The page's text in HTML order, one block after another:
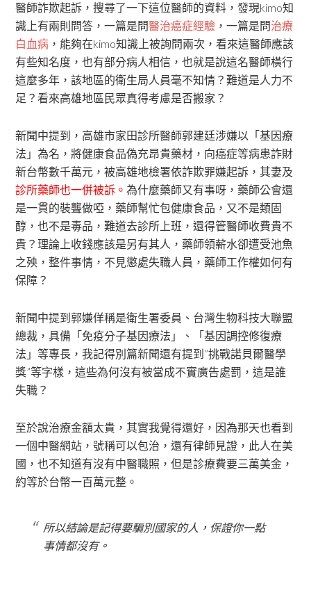
醫師詐欺起訴，搜尋了一下這位醫師的資料，發現kimo知
識上有兩則問答，一篇是問醫治癌症經驗 ，一篇是問治療
白血病 ，能夠在kimo知識上被詢問兩次，看來這醫師應該
有些知名度，也有部分病人相信，也就是說這名醫師橫行
這麼多年，該地區的衛生局人員毫不知情？難道是人力不
足？看來高雄地區民眾真得考慮是否搬家？
新聞中提到，高雄市家田診所醫師郭建廷涉嫌以「基因療
法」為名，將健康食品偽充昂貴藥材，向癌症等病患詐財
新台幣數千萬元，被高雄地檢署依詐欺罪嫌起訴，其妻及
診所藥師也一併被訴。為什麼藥師又有事呀，藥師公會還
是一貫的裝聾做啞，藥師幫忙包健康食品，又不是類固
醇，也不是毒品，難道去診所上班，還得管醫師收費貴不
貴？理論上收錢應該是另有其人，藥師領薪水卻遭受池魚
之殃，整件事情，不見懲處失職人員，藥師工作權如何有
保障？
新聞中提到郭嫌佯稱是衛生署委員、台灣生物科技大聯盟
總裁，具備「免疫分子基因療法」、「基因調控修復療
法」等專長，我記得別篇新聞還有提到”挑戰諾貝爾醫學
獎”等字樣，這些為何沒有被當成不實廣告處罰，這是誰
失職？
至於說治療金額太貴，其實我覺得還好，因為那天也看到
一個中醫網站，號稱可以包治，還有律師見證，此人在美
國，也不知道有沒有中醫職照，但是診療費要三萬美金，
約等於台幣一百萬元整。
所以結論是記得要騙別國家的人，保證你一點
事情都沒有。